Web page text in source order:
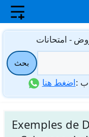
- امتحانات
بحث
:اضغط هنا
Exemples de